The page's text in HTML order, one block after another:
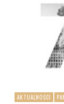
AKTUALNOŚCI